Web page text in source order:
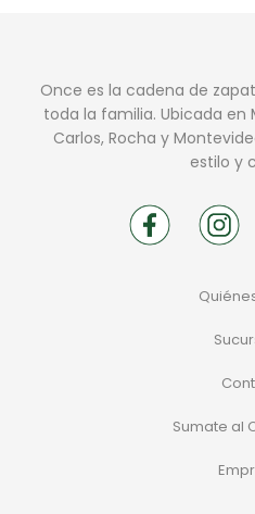
Once es la cadena de
toda la familia. Ubicada en
Carlos, Rocha y
estilo y
Sumate al